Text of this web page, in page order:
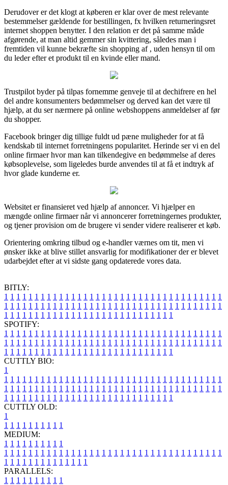
Derudover er det klogt at køberen er klar over de mest relevante
bestemmelser gældende for bestillingen, fx hvilken returneringsret
internet shoppen benytter. I den relation er det på samme måde
afgørende, at man altid gemmer sin kvittering, således man i
fremtiden vil kunne bekræfte sin shopping af , uden hensyn til om
du leder efter et produkt til en kvinde eller mand.
Trustpilot byder på tilpas fornemme genveje til at dechifrere en hel
del andre konsumenters bedømmelser og derved kan det være til
hjælp, at du ser nærmere på online webshoppens anmeldelser af før
du shopper.
Facebook bringer dig tillige fuldt ud pæne muligheder for at få
kendskab til internet forretningens popularitet. Herinde ser vi en del
online firmaer hvor man kan tilkendegive en bedømmelse af deres
købsoplevelse, som ligeledes burde anvendes til at få et indtryk af
hvor glade kunderne er.
Websitet er finansieret ved hjælp af annoncer. Vi hjælper en
mængde online firmaer når vi annoncerer forretningernes produkter,
og tjener provision om de brugere vi sender videre realiserer et køb.
Orientering omkring tilbud og e-handler værnes om tit, men vi
ønsker ikke at blive stillet ansvarlig for modifikationer der er blevet
udarbejdet efter at vi sidste gang opdaterede vores data.
BITLY:
1 1 1 1 1 1 1 1 1 1 1 1 1 1 1 1 1 1 1 1 1 1 1 1 1 1 1 1 1 1 1 1 1 1 1 1
1 1 1 1 1 1 1 1 1 1 1 1 1 1 1 1 1 1 1 1 1 1 1 1 1 1 1 1 1 1 1 1 1 1 1 1
1 1 1 1 1 1 1 1 1 1 1 1 1 1 1 1 1 1 1 1 1 1 1 1 1 1 1 1
SPOTIFY:
1 1 1 1 1 1 1 1 1 1 1 1 1 1 1 1 1 1 1 1 1 1 1 1 1 1 1 1 1 1 1 1 1 1 1 1
1 1 1 1 1 1 1 1 1 1 1 1 1 1 1 1 1 1 1 1 1 1 1 1 1 1 1 1 1 1 1 1 1 1 1 1
1 1 1 1 1 1 1 1 1 1 1 1 1 1 1 1 1 1 1 1 1 1 1 1 1 1 1 1
CUTTLY BIO:
1
1 1 1 1 1 1 1 1 1 1 1 1 1 1 1 1 1 1 1 1 1 1 1 1 1 1 1 1 1 1 1 1 1 1 1 1
1 1 1 1 1 1 1 1 1 1 1 1 1 1 1 1 1 1 1 1 1 1 1 1 1 1 1 1 1 1 1 1 1 1 1 1
1 1 1 1 1 1 1 1 1 1 1 1 1 1 1 1 1 1 1 1 1 1 1 1 1 1 1 1
CUTTLY OLD:
1
1 1 1 1 1 1 1 1 1 1
MEDIUM:
1 1 1 1 1 1 1 1 1 1
1 1 1 1 1 1 1 1 1 1 1 1 1 1 1 1 1 1 1 1 1 1 1 1 1 1 1 1 1 1 1 1 1 1 1 1
1 1 1 1 1 1 1 1 1 1 1 1 1 1
PARALLELS:
1 1 1 1 1 1 1 1 1 1